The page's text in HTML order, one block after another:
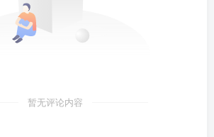
暂无评论内容